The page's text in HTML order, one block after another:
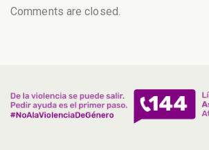
Comments are closed.